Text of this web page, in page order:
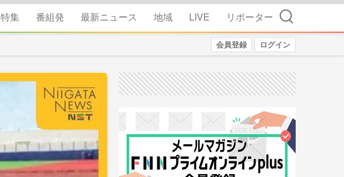
特集 番組発 最新ニュース 地域 LIVE リポーター 検索
会員登録 ログイン